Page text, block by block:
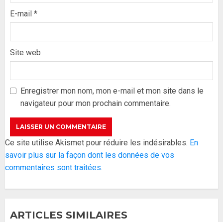
E-mail *
Site web
Enregistrer mon nom, mon e-mail et mon site dans le
navigateur pour mon prochain commentaire.
Ce site utilise Akismet pour réduire les indésirables. En
savoir plus sur la façon dont les données de vos
commentaires sont traitées.
ARTICLES SIMILAIRES
Formation du nouveau
ses lignes rouges et met en
garde ses responsables
26 MAI 2026 0
4
Réintégration de Sonko à
l’Assemblée nationale : Adji
Mergane Kanouté défend la